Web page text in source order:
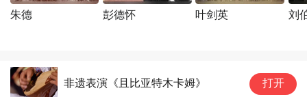
朱德 彭德怀 叶剑英 刘
非遗表演《且比亚特木卡姆》 打开